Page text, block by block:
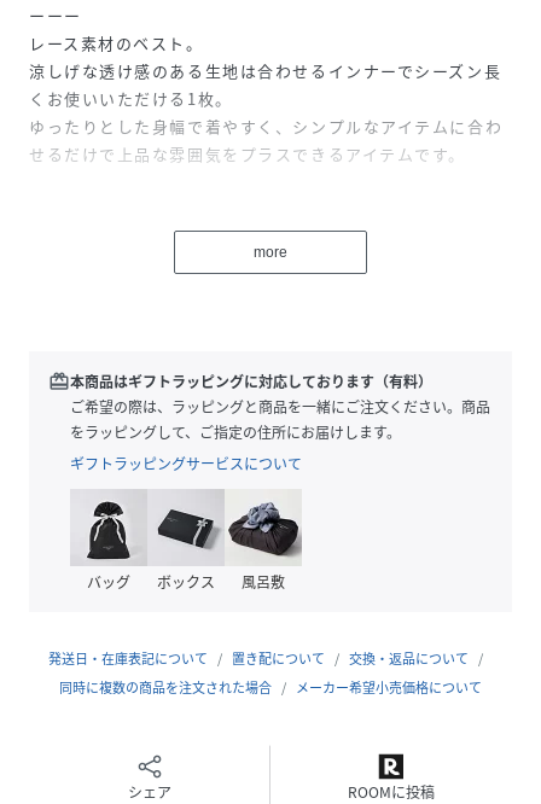
ーーー
レース素材のベスト。
涼しげな透け感のある生地は合わせるインナーでシーズン長
くお使いいただける1枚。
ゆったりとした身幅で着やすく、シンプルなアイテムに合わ
せるだけで上品な雰囲気をプラスできるアイテムです。
繊細なコードレース刺繍生地。
きるアイテムです。
性別タイプ レディース
基布:ポリエステル99% ポリウレタン1%
テープ:ポリエステル100%
とめ糸:上糸:ナイロン100% 下糸:ポリエステル
サイズ F
more
redeem本商品はギフトラッピングに対応しております（有料）
ご希望の際は、ラッピングと商品を一緒にご注文ください。商品
をラッピングして、ご指定の住所にお届けします。
ギフトラッピングサービスについて
バッグ ボックス 風呂敷
発送日・在庫表記について 置き配について
交換・返品について
同時に複数の商品を注文された場合
メーカー希望小売価格について
シェア ROOMに投稿